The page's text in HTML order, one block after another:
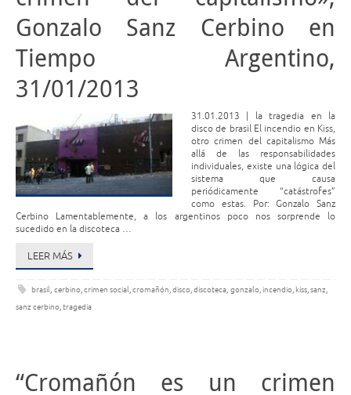
Gonzalo Sanz Cerbino en
Tiempo Argentino,
31/01/2013
31.01.2013 | la tragedia en la
disco de brasil El incendio en Kiss,
otro crimen del capitalismo Más
allá de las responsabilidades
individuales, existe una lógica del
sistema que causa
periódicamente “catástrofes”
como estas. Por: Gonzalo Sanz
Cerbino Lamentablemente, a los argentinos poco nos sorprende lo
sucedido en la discoteca …
LEER MÁS
brasil, cerbino,crimen social,cromañón,disco,discoteca, gonzalo,incendio, kiss,sanz,
sanz cerbino,tragedia
“Cromañón es un crimen